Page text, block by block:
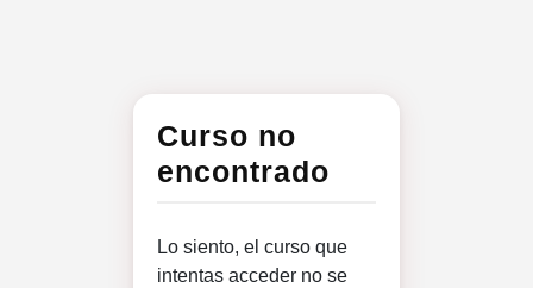
Curso no
encontrado
Lo siento, el curso que
intentas acceder no se